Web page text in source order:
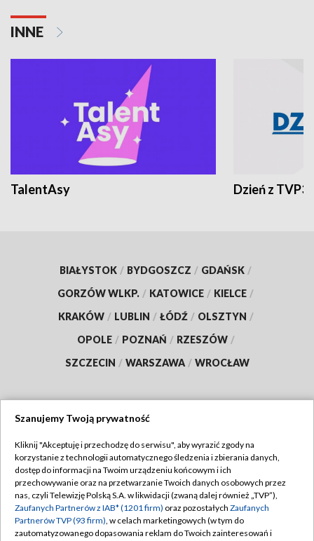
INNE
TalentAsy Dzień z TVP3
BIAŁYSTOK / BYDGOSZCZ / GDAŃSK /
GORZÓW WLKP. / KATOWICE / KIELCE /
KRAKÓW / LUBLIN / ŁÓDŹ / OLSZTYN /
OPOLE / POZNAŃ / RZESZÓW /
SZCZECIN / WARSZAWA / WROCŁAW
TVP
Abonament TVP
Emisja w TVP
Centrum informacji TVP
Regulamin TVP
Polityka prywatności
Moje zgody
Szanujemy Twoją prywatność
Kliknij "Akceptuję i przechodzę do serwisu", aby wyrazić zgody na
korzystanie z technologii automatycznego śledzenia i zbierania danych,
dostęp do informacji na Twoim urządzeniu końcowym i ich
przechowywanie oraz na przetwarzanie Twoich danych osobowych przez
nas, czyli Telewizję Polską S.A. w likwidacji (zwaną dalej również „TVP”),
Zaufanych Partnerów z IAB* (1201 firm) oraz pozostałych Zaufanych
Partnerów TVP (93 firm), w celach marketingowych (w tym do
zautomatyzowanego dopasowania reklam do Twoich zainteresowań i